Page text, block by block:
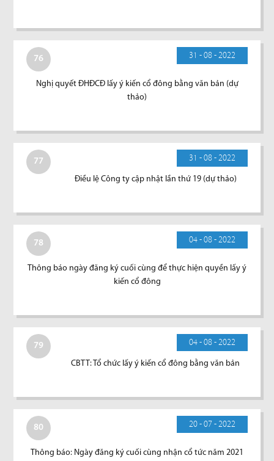
76 31 - 08 - 2022
Nghị quyết ĐHĐCĐ lấy ý kiến cổ đông bằng văn bản (dự
thảo)
77 31 - 08 - 2022
Điều lệ Công ty cập nhật lần thứ 19 (dự thảo)
78 04 - 08 - 2022
Thông báo ngày đăng ký cuối cùng để thực hiện quyền lấy ý
kiến cổ đông
79 04 - 08 - 2022
CBTT: Tổ chức lấy ý kiến cổ đông bằng văn bản
80 20 - 07 - 2022
Thông báo: Ngày đăng ký cuối cùng nhận cổ tức năm 2021